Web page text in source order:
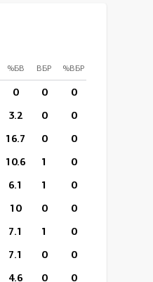
%БВ ВБР %ВБР
0 0 0
3.2 0 0
16.7 0 0
10.6 1 0
6.1 1 0
10 0 0
7.1 1 0
7.1 0 0
4.6 0 0